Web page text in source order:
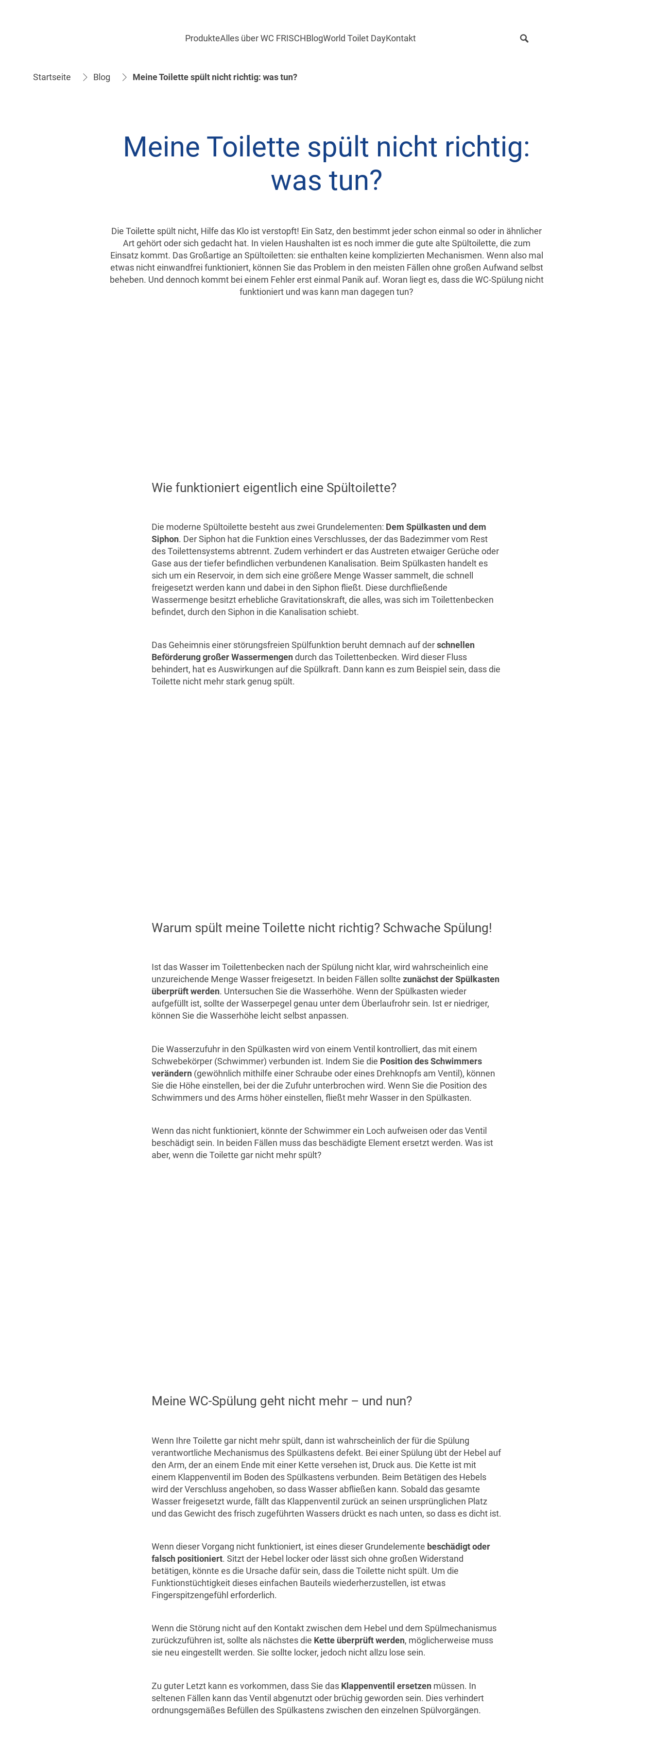
ProdukteAlles über WC FRISCHBlogWorld Toilet DayKontakt
Startseite Blog Meine Toilette spült nicht richtig: was tun?
Meine Toilette spült nicht richtig:
was tun?
Die Toilette spült nicht, Hilfe das Klo ist verstopft! Ein Satz, den bestimmt jeder schon einmal so oder in ähnlicher
Art gehört oder sich gedacht hat. In vielen Haushalten ist es noch immer die gute alte Spültoilette, die zum
Einsatz kommt. Das Großartige an Spültoiletten: sie enthalten keine komplizierten Mechanismen. Wenn also mal
etwas nicht einwandfrei funktioniert, können Sie das Problem in den meisten Fällen ohne großen Aufwand selbst
beheben. Und dennoch kommt bei einem Fehler erst einmal Panik auf. Woran liegt es, dass die WC-Spülung nicht
funktioniert und was kann man dagegen tun?
Wie funktioniert eigentlich eine Spültoilette?
Die moderne Spültoilette besteht aus zwei Grundelementen: Dem Spülkasten und dem
Siphon. Der Siphon hat die Funktion eines Verschlusses, der das Badezimmer vom Rest
des Toilettensystems abtrennt. Zudem verhindert er das Austreten etwaiger Gerüche oder
Gase aus der tiefer befindlichen verbundenen Kanalisation. Beim Spülkasten handelt es
sich um ein Reservoir, in dem sich eine größere Menge Wasser sammelt, die schnell
freigesetzt werden kann und dabei in den Siphon fließt. Diese durchfließende
Wassermenge besitzt erhebliche Gravitationskraft, die alles, was sich im Toilettenbecken
befindet, durch den Siphon in die Kanalisation schiebt.
Das Geheimnis einer störungsfreien Spülfunktion beruht demnach auf derschnellen
Beförderung großer Wassermengendurch das Toilettenbecken. Wird dieser Fluss
behindert, hat es Auswirkungen auf die Spülkraft. Dann kann es zum Beispiel sein, dass die
Toilette nicht mehr stark genug spült.
Warum spült meine Toilette nicht richtig? Schwache Spülung!
Ist das Wasser im Toilettenbecken nach der Spülung nicht klar, wird wahrscheinlich eine
unzureichende Menge Wasser freigesetzt. In beiden Fällen sollte zunächst der Spülkasten
überprüft werden. Untersuchen Sie die Wasserhöhe. Wenn der Spülkasten wieder
aufgefüllt ist, sollte der Wasserpegel genau unter dem Überlaufrohr sein. Ist er niedriger,
können Sie die Wasserhöhe leicht selbst anpassen.
Die Wasserzufuhr in den Spülkasten wird von einem Ventil kontrolliert, das mit einem
Schwebekörper (Schwimmer) verbunden ist. Indem Sie die Position des Schwimmers
verändern (gewöhnlich mithilfe einer Schraube oder eines Drehknopfs am Ventil), können
Sie die Höhe einstellen, bei der die Zufuhr unterbrochen wird. Wenn Sie die Position des
Schwimmers und des Arms höher einstellen, fließt mehr Wasser in den Spülkasten.
Wenn das nicht funktioniert, könnte der Schwimmer ein Loch aufweisen oder das Ventil
beschädigt sein. In beiden Fällen muss das beschädigte Element ersetzt werden. Was ist
aber, wenn die Toilette gar nicht mehr spült?
Meine WC-Spülung geht nicht mehr – und nun?
Wenn Ihre Toilette gar nicht mehr spült, dann ist wahrscheinlich der für die Spülung
verantwortliche Mechanismus des Spülkastens defekt. Bei einer Spülung übt der Hebel auf
den Arm, der an einem Ende mit einer Kette versehen ist, Druck aus. Die Kette ist mit
einem Klappenventil im Boden des Spülkastens verbunden. Beim Betätigen des Hebels
wird der Verschluss angehoben, so dass Wasser abfließen kann. Sobald das gesamte
Wasser freigesetzt wurde, fällt das Klappenventil zurück an seinen ursprünglichen Platz
und das Gewicht des frisch zugeführten Wassers drückt es nach unten, so dass es dicht ist.
Wenn dieser Vorgang nicht funktioniert, ist eines dieser Grundelemente beschädigt oder
falsch positioniert. Sitzt der Hebel locker oder lässt sich ohne großen Widerstand
betätigen, könnte es die Ursache dafür sein, dass die Toilette nicht spült. Um die
Funktionstüchtigkeit dieses einfachen Bauteils wiederherzustellen, ist etwas
Fingerspitzengefühl erforderlich.
Wenn die Störung nicht auf den Kontakt zwischen dem Hebel und dem Spülmechanismus
zurückzuführen ist, sollte als nächstes die Kette überprüft werden, möglicherweise muss
sie neu eingestellt werden. Sie sollte locker, jedoch nicht allzu lose sein.
Zu guter Letzt kann es vorkommen, dass Sie das Klappenventil ersetzen müssen. In
seltenen Fällen kann das Ventil abgenutzt oder brüchig geworden sein. Dies verhindert
ordnungsgemäßes Befüllen des Spülkastens zwischen den einzelnen Spülvorgängen.